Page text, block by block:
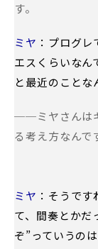
す。
ミヤ ：プログ
エスくらいなん
と最近のことな
──ミヤさんは
る考え方なんで
ミヤ ：そうで
て、間奏とかだ
ぞ”っていうの